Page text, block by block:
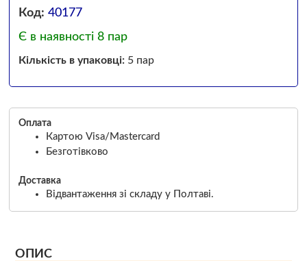
Код: 40177
Є в наявності 8 пар
Кількість в упаковці:5 пар
Оплата
Картою Visa/Mastercard
Безготівково
Доставка
Відвантаження зі складу у Полтаві.
ОПИС